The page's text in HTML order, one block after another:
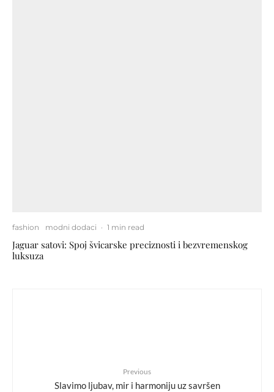
fashion modni dodaci · 1 min read
Jaguar satovi: Spoj švicarske preciznosti i bezvremenskog
luksuza
Previous
Slavimo ljubav, mir i harmoniju uz savršen